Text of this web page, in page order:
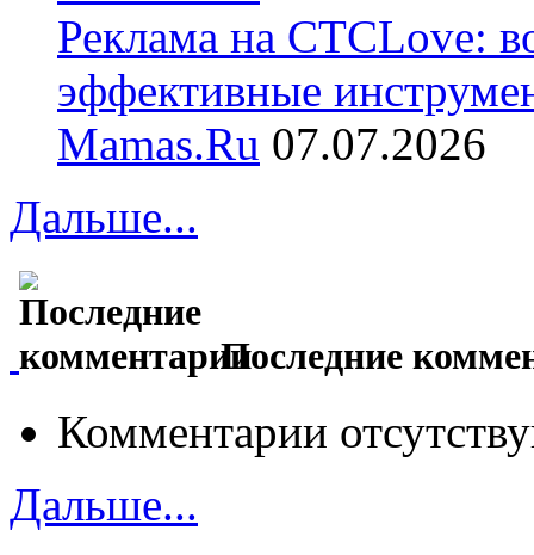
Реклама на СТСLove:
эффективные
Mamas.Ru 07.07.2026
Дальше...
Последние
Комментарии
Дальше...